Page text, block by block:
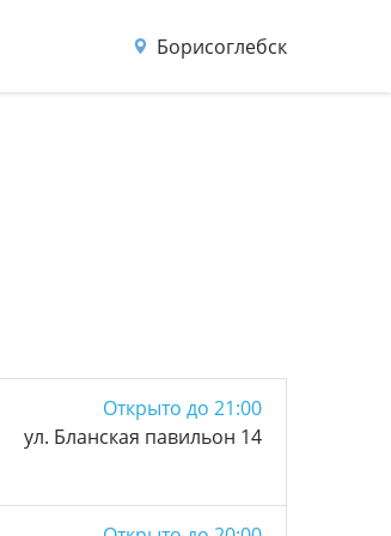
Борисоглебск
Открыто до 21:00
ул. Бланская павильон 14